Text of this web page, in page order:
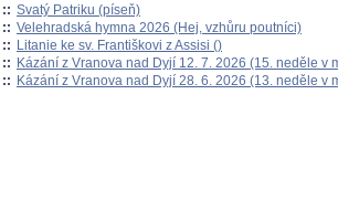
:: Svatý Patriku (píseň)
:: Velehradská hymna 2026 (Hej, vzhůru poutníci)
:: Litanie ke sv. Františkovi z Assisi ()
:: Kázání z Vranova nad Dyjí 12. 7. 2026 (15. neděle v
:: Kázání z Vranova nad Dyjí 28. 6. 2026 (13. neděle v